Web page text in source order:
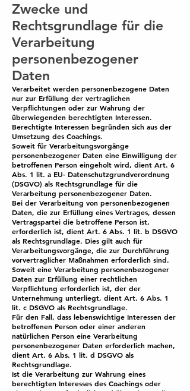
Zwecke und
Rechtsgrundlage für die
Verarbeitung
personenbezogener
Daten
Verarbeitet werden personenbezogene Daten
nur zur Erfüllung der vertraglichen
Verpflichtungen oder zur Wahrung der
überwiegenden berechtigten Interessen.
Berechtigte Interessen begründen sich aus der
Umsetzung des Coachings.
Soweit für Verarbeitungsvorgänge
personenbezogener Daten eine Einwilligung der
betroffenen Person eingeholt wird, dient Art. 6
Abs. 1 lit. a EU- Datenschutzgrundverordnung
(DSGVO) als Rechtsgrundlage für die
Verarbeitung personenbezogener Daten.
Bei der Verarbeitung von personenbezogenen
Daten, die zur Erfüllung eines Vertrages, dessen
Vertragspartei die betroffene Person ist,
erforderlich ist, dient Art. 6 Abs. 1 lit. b DSGVO
als Rechtsgrundlage. Dies gilt auch für
Verarbeitungsvorgänge, die zur Durchführung
vorvertraglicher Maßnahmen erforderlich sind.
Soweit eine Verarbeitung personenbezogener
Daten zur Erfüllung einer rechtlichen
Verpflichtung erforderlich ist, der der
Unternehmung unterliegt, dient Art. 6 Abs. 1
lit. c DSGVO als Rechtsgrundlage.
Für den Fall, dass lebenswichtige Interessen der
betroffenen Person oder einer anderen
natürlichen Person eine Verarbeitung
personenbezogener Daten erforderlich machen,
dient Art. 6 Abs. 1 lit. d DSGVO als
Rechtsgrundlage.
Ist die Verarbeitung zur Wahrung eines
berechtigten Interesses des Coachings oder